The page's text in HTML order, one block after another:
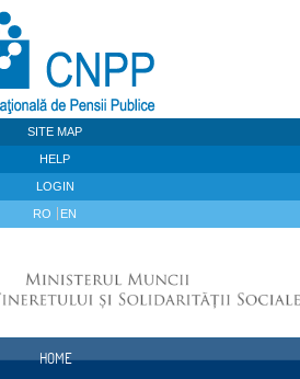
SITE MAP
HELP
LOGIN
RO EN
HOME